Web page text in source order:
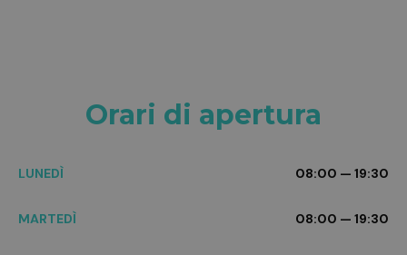
Orari di apertura
LUNEDÌ 08:00 — 19:30
MARTEDÌ 08:00 — 19:30